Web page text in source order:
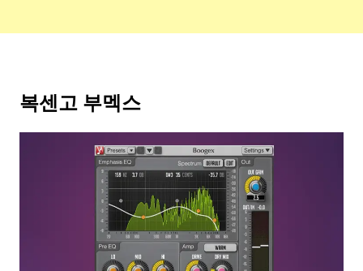
복센고 부멕스